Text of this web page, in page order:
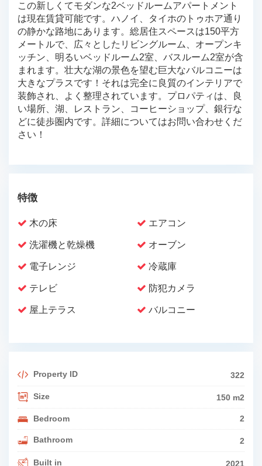
この新しくてモダンな2ベッドルームアパートメント
は現在賃貸可能です。ハノイ、タイホのトゥホア通り
の静かな路地にあります。総居住スペースは150平方
メートルで、広々としたリビングルーム、オープンキ
ッチン、明るいベッドルーム2室、バスルーム2室が含
まれます。壮大な湖の景色を望む巨大なバルコニーは
大きなプラスです！それは完全に良質のインテリアで
装飾され、よく整理されています。プロパティは、良
い場所、湖、レストラン、コーヒーショップ、銀行な
どに徒歩圏内です。詳細についてはお問い合わせくだ
さい！
特徴
木の床 エアコン
洗濯機と乾燥機 オーブン
電子レンジ 冷蔵庫
テレビ 防犯カメラ
屋上テラス バルコニー
Property ID 322
Size 150 m2
Bedroom 2
Bathroom 2
Built in 2021